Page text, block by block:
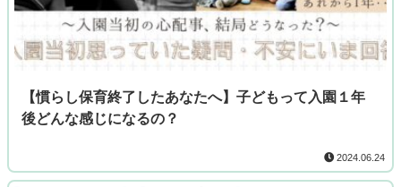
【慣らし保育終了したあなたへ】子どもって入園１年
後どんな感じになるの？
2024.06.24